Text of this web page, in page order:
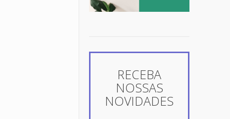
RECEBA
NOSSAS
NOVIDADES